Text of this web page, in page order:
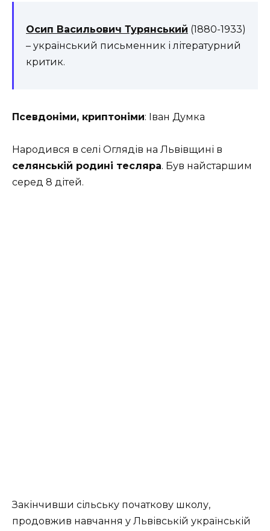
Осип Васильович Турянський (1880-1933)
– український письменник і літературний
критик.
Псевдоніми, криптоніми: Іван Думка
Народився в селі Оглядів на Львівщині в
селянській родині тесляра. Був найстаршим
серед 8 дітей.
Закінчивши сільську початкову школу,
продовжив навчання у Львівській українській